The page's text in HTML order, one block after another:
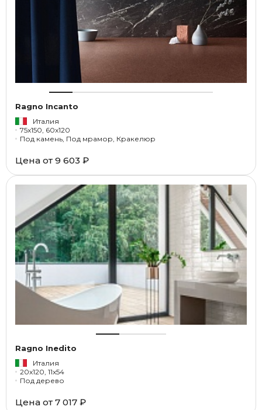
Ragno Incanto
Италия
75x150, 60x120
Под камень, Под мрамор, Кракелюр
Цена от 9 603 ₽
Ragno Inedito
Италия
20x120, 11x54
Под дерево
Цена от 7 017 ₽